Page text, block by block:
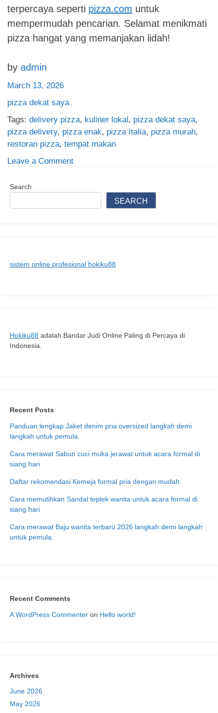
terpercaya seperti pizza.com untuk
mempermudah pencarian. Selamat menikmati
pizza hangat yang memanjakan lidah!
by admin
March 13, 2026
pizza dekat saya
Tags: delivery pizza, kuliner lokal , pizza dekat saya,
pizza delivery, pizza enak, pizza Italia, pizza murah,
restoran pizza, tempat makan
Leave a Commenton
Dekat
Pizza
Search
SEARCH
sistem online profesional hokiku88
Hokiku88 adalah Bandar Judi Online Paling di Percaya di
Indonesia.
Recent Posts
Panduan lengkap Jaket denim pria oversized langkah demi
langkah untuk pemula.
Cara merawat Sabun cuci muka jerawat untuk acara formal di
siang hari
Daftar rekomendasi Kemeja formal pria dengan mudah.
Cara memutihkan Sandal teplek wanita untuk acara formal di
siang hari
Cara merawat Baju wanita terbaru 2026 langkah demi langkah
untuk pemula.
Recent Comments
A WordPress Commenter on Hello world!
Archives
June 2026
May 2026